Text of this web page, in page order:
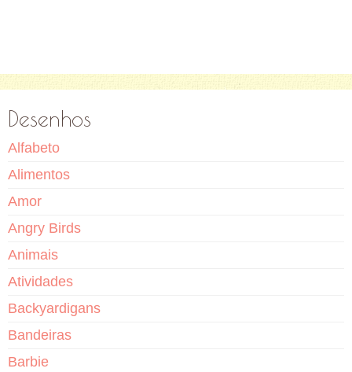
Desenhos
Alfabeto
Alimentos
Amor
Angry Birds
Animais
Atividades
Backyardigans
Bandeiras
Barbie